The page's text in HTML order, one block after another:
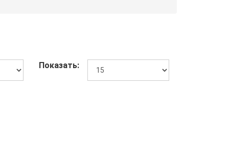
Показать: